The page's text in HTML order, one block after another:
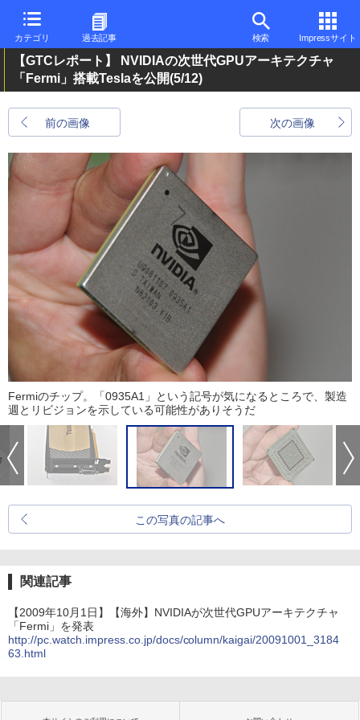
カテゴリ 過去記事 検索 Impressサイト
【GTCレポート】 NVIDIAの次世代GPUアーキテクチャ
「Fermi」搭載Teslaを公開(5/12)
前の画像 次の画像
Fermiのチップ。「0935A1」という記号が気になるところで、製造
週とリビジョンを示している可能性がありそうだ
この写真の記事へ
関連記事
【2009年10月1日】【海外】NVIDIAが次世代GPUアーキテクチャ
「Fermi」を発表
http://pc.watch.impress.co.jp/docs/column/kaigai/20091001_3184
63.html